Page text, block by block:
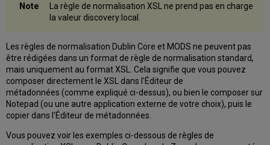
La règle de normalisation XSL ne prend pas en charge
la valeur discovery:local.
Les règles de normalisation Dublin Core et MODS ne peuvent pas
être rédigées dans un format de règle de normalisation standard,
mais uniquement au format XSL. Cela signifie que vous pouvez
composer directement le XSL dans l'Éditeur de
métadonnées(comme expliqué ci-dessus), ou bien le composer sur
Notepad (ou une autre application externe de votre choix), puis le
copier dans l'Éditeur de métadonnées.
Vous pouvez voir les exemples ci-dessous de règles de